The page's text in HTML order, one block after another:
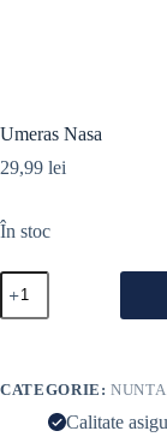
Umeras Nasa
29,99 lei
În stoc
CATEGORIE:NUNTA
Calitate